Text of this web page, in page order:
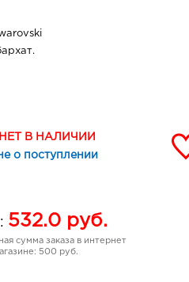
В НАЛИЧИИ
о поступлении
532.0 руб.
сумма заказа в интернет
500 руб.